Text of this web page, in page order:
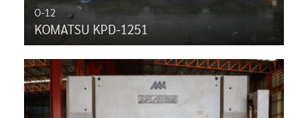
O-12
KOMATSU KPD-1251